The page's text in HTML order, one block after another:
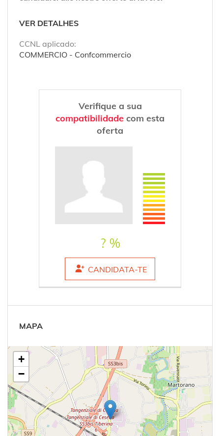
VER DETALHES
CCNL aplicado:
COMMERCIO - Confcommercio
Verifique a sua
compatibilidade com esta
oferta
? %
CANDIDATA-TE
MAPA
+
−